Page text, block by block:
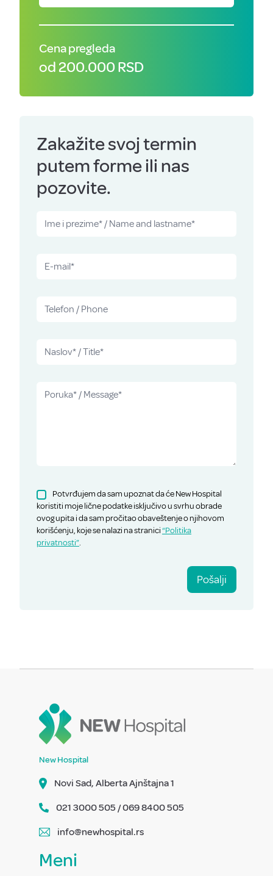
Cena pregleda
od 200.000 RSD
Zakažite svoj termin
putem forme ili nas
pozovite.
Potvrđujem da sam upoznat da će New Hospital
koristiti moje lične podatke isključivo u svrhu obrade
ovog upita i da sam pročitao obaveštenje o njihovom
korišćenju, koje se nalazi na stranici“Politika
privatnosti”.
Pošalji
New Hospital
Novi Sad, Alberta Ajnštajna 1
021 3000 505 / 069 8400 505
info@newhospital.rs
Meni